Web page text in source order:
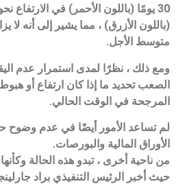
(باللون الأزرق) ، مما يشير إلى أنه لا
متوسط الأجل.
ومع ذلك ، نظرًا لمدى استمرار عدم
الصعب تحديد ما إذا كان ارتفاع أو
المرجحة في الوقت الحالي.
لم تساعد الأمور أيضًا في عدم وضوح
الأوراق المالية والبورصات.
من ناحية أخرى ، تبدو هذه الحالة